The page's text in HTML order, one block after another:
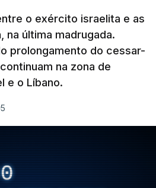
o exército israelita e as
na última madrugada.
prolongamento do cessar-
na zona de
e o Líbano.